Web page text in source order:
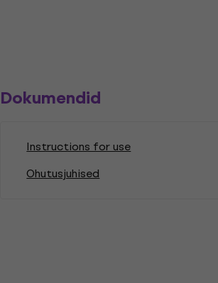
Dokumendid
Instructions for use
Ohutusjuhised